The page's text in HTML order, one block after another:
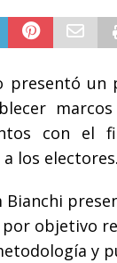
presentó un
con el
los electores._
Bianchi
por objetivo
y